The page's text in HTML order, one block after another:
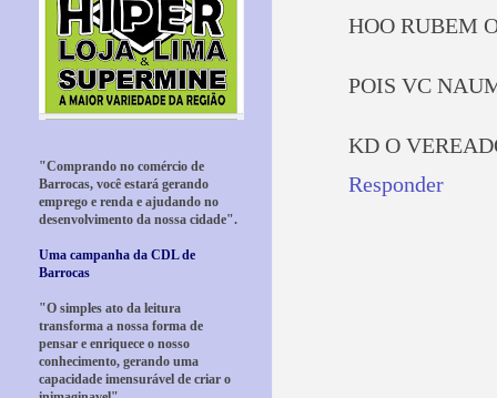
HOO RUBEM
POIS VC
KD O
Responder
"Comprando no comércio de
Barrocas, você estará gerando
emprego e renda e ajudando no
desenvolvimento da nossa cidade".
Uma campanha da CDL de
Barrocas
"O simples ato da leitura
transforma a nossa forma de
pensar e enriquece o nosso
conhecimento, gerando uma
capacidade imensurável de criar o